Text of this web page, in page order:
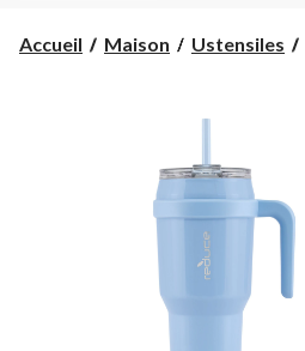
Accueil Maison Ustensiles